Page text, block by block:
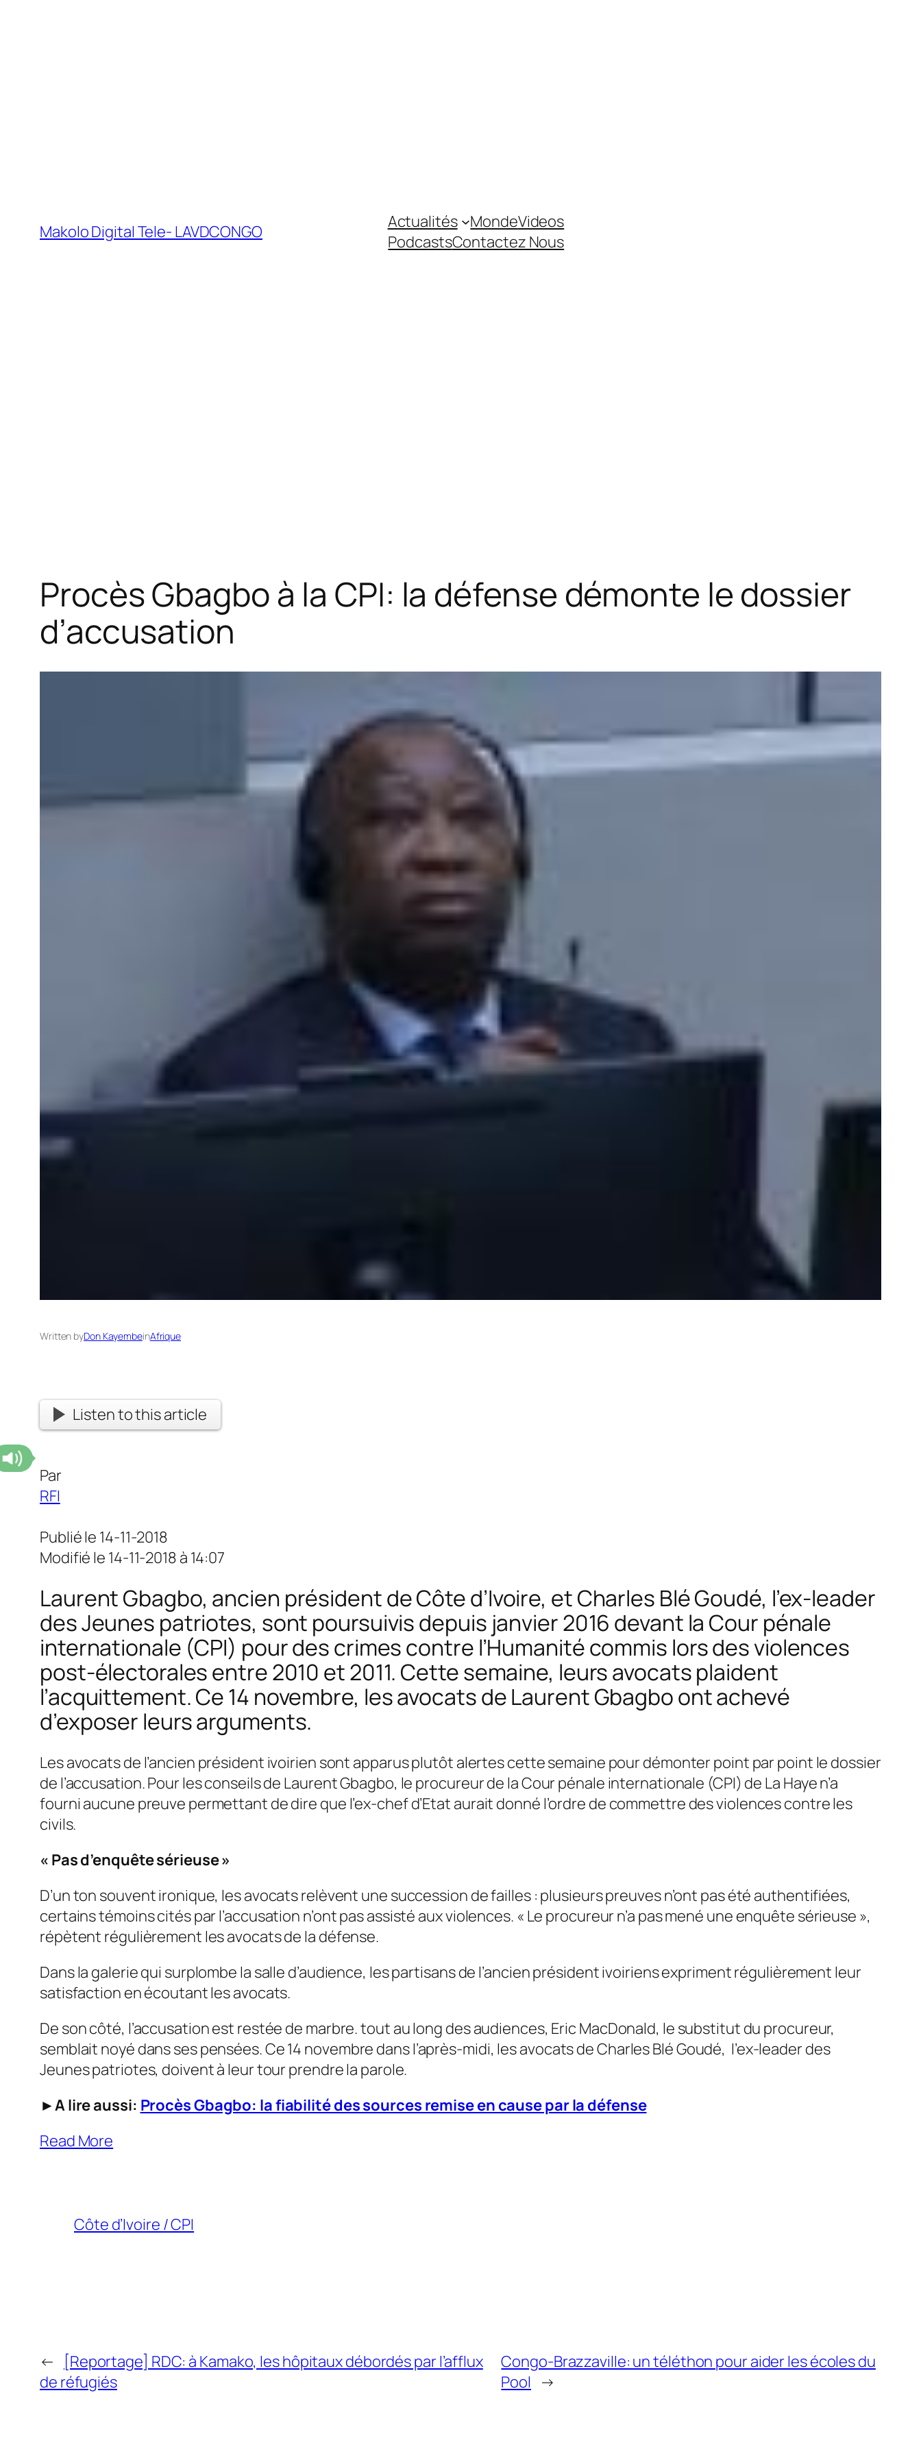
Makolo Digital Tele- LAVDCONGO Actualités MondeVideos
PodcastsContactez Nous
Procès Gbagbo à la CPI: la défense démonte le dossier
d’accusation
Written byDon KayembeinAfrique
Listen to this article
Par
RFI
Publié le 14-11-2018
Modifié le 14-11-2018 à 14:07
Laurent Gbagbo, ancien président de Côte d’Ivoire, et Charles Blé Goudé, l’ex-leader
des Jeunes patriotes, sont poursuivis depuis janvier 2016 devant la Cour pénale
internationale (CPI) pour des crimes contre l’Humanité commis lors des violences
post-électorales entre 2010 et 2011. Cette semaine, leurs avocats plaident
l’acquittement. Ce 14 novembre, les avocats de Laurent Gbagbo ont achevé
d’exposer leurs arguments.
Les avocats de l’ancien président ivoirien sont apparus plutôt alertes cette semaine pour démonter point par point le dossier
de l’accusation. Pour les conseils de Laurent Gbagbo, le procureur de la Cour pénale internationale (CPI) de La Haye n’a
fourni aucune preuve permettant de dire que l’ex-chef d’Etat aurait donné l’ordre de commettre des violences contre les
civils.
« Pas d’enquête sérieuse »
D’un ton souvent ironique, les avocats relèvent une succession de failles : plusieurs preuves n’ont pas été authentifiées,
certains témoins cités par l’accusation n’ont pas assisté aux violences. « Le procureur n’a pas mené une enquête sérieuse »,
répètent régulièrement les avocats de la défense.
Dans la galerie qui surplombe la salle d’audience, les partisans de l’ancien président ivoiriens expriment régulièrement leur
satisfaction en écoutant les avocats.
De son côté, l’accusation est restée de marbre. tout au long des audiences, Eric MacDonald, le substitut du procureur,
semblait noyé dans ses pensées. Ce 14 novembre dans l’après-midi, les avocats de Charles Blé Goudé, l’ex-leader des
Jeunes patriotes, doivent à leur tour prendre la parole.
►A lire aussi: Procès Gbagbo: la fiabilité des sources remise en cause par la défense
Read More
Côte d’Ivoire / CPI
←
[Reportage] RDC: à Kamako, les hôpitaux débordés par l’afflux
de réfugiés
Congo-Brazzaville: un téléthon pour aider les écoles du
Pool →